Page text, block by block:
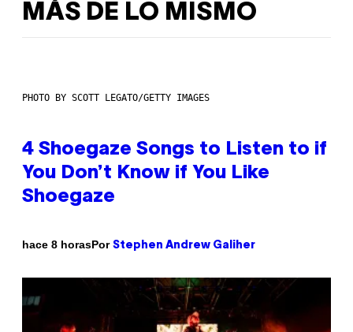
MÁS DE LO MISMO
PHOTO BY SCOTT LEGATO/GETTY IMAGES
4 Shoegaze Songs to Listen to if
You Don’t Know if You Like
Shoegaze
hace 8 horasPor Stephen Andrew Galiher